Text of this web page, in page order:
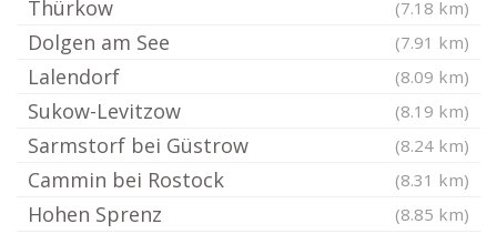
Thürkow (7.18 km)
Dolgen am See (7.91 km)
Lalendorf (8.09 km)
Sukow-Levitzow (8.19 km)
Sarmstorf bei Güstrow (8.24 km)
Cammin bei Rostock (8.31 km)
Hohen Sprenz (8.85 km)